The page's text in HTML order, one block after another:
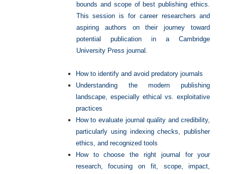
bounds and scope of best publishing ethics.
This session is for career researchers and
aspiring authors on their journey toward
potential publication in a Cambridge
University Press journal.
How to identify and avoid predatory journals
Understanding the modern publishing
landscape, especially ethical vs. exploitative
practices
How to evaluate journal quality and credibility,
particularly using indexing checks, publisher
ethics, and recognized tools
How to choose the right journal for your
research, focusing on fit, scope, impact,